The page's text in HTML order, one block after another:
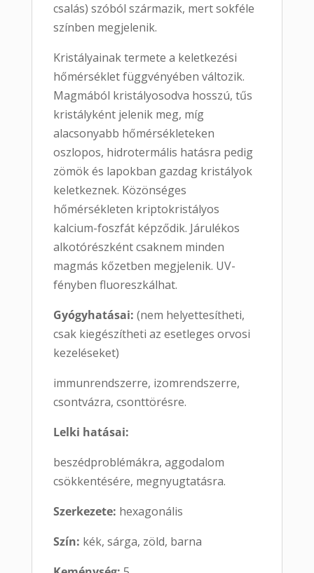
csalás) szóból származik, mert sokféle
színben megjelenik.
Kristályainak termete a keletkezési
hőmérséklet függvényében változik.
Magmából kristályosodva hosszú, tűs
kristályként jelenik meg, míg
alacsonyabb hőmérsékleteken
oszlopos, hidrotermális hatásra pedig
zömök és lapokban gazdag kristályok
keletkeznek. Közönséges
hőmérsékleten kriptokristályos
kalcium-foszfát képződik. Járulékos
alkotórészként csaknem minden
magmás kőzetben megjelenik. UV-
fényben fluoreszkálhat.
Gyógyhatásai: (nem helyettesítheti,
csak kiegészítheti az esetleges orvosi
kezeléseket)
immunrendszerre, izomrendszerre,
csontvázra, csonttörésre.
Lelki hatásai:
beszédproblémákra, aggodalom
csökkentésére, megnyugtatásra.
Szerkezete: hexagonális
Szín: kék, sárga, zöld, barna